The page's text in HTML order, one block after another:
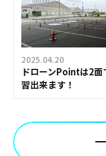
2025.04.20
ドローンPointは2面
習出来ます！